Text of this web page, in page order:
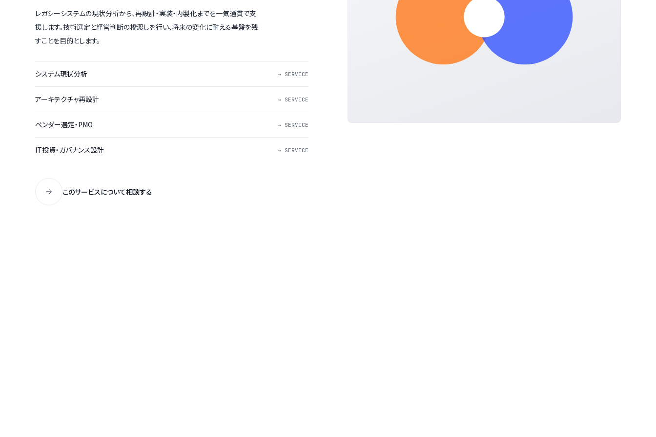
レガシーシステムの現状分析から、再設計・実装・内製化までを一気通貫で支
援します。技術選定と経営判断の橋渡しを行い、将来の変化に耐える基盤を残
すことを目的とします。
システム現状分析 → SERVICE
アーキテクチャ再設計 → SERVICE
ベンダー選定・PMO → SERVICE
IT投資・ガバナンス設計 → SERVICE
このサービスについて相談する